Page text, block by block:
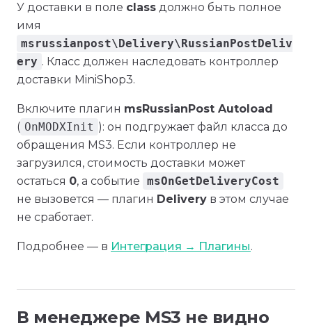
У доставки в поле class должно быть полное
имя
msrussianpost\Delivery\RussianPostDeliv
ery . Класс должен наследовать контроллер
доставки MiniShop3.
Включите плагин msRussianPost Autoload
( OnMODXInit ): он подгружает файл класса до
обращения MS3. Если контроллер не
загрузился, стоимость доставки может
остаться 0, а событие msOnGetDeliveryCost
не вызовется — плагин Delivery в этом случае
не сработает.
Подробнее — в Интеграция → Плагины.
В менеджере MS3 не видно